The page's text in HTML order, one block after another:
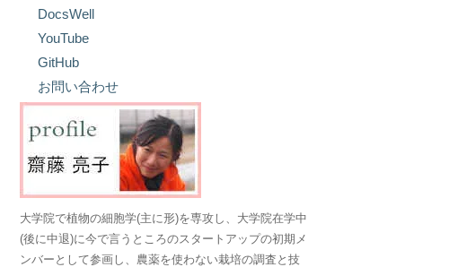
DocsWell
YouTube
GitHub
お問い合わせ
大学院で植物の細胞学(主に形)を専攻し、大学院在学中
(後に中退)に今で言うところのスタートアップの初期メ
ンバーとして参画し、農薬を使わない栽培の調査と技